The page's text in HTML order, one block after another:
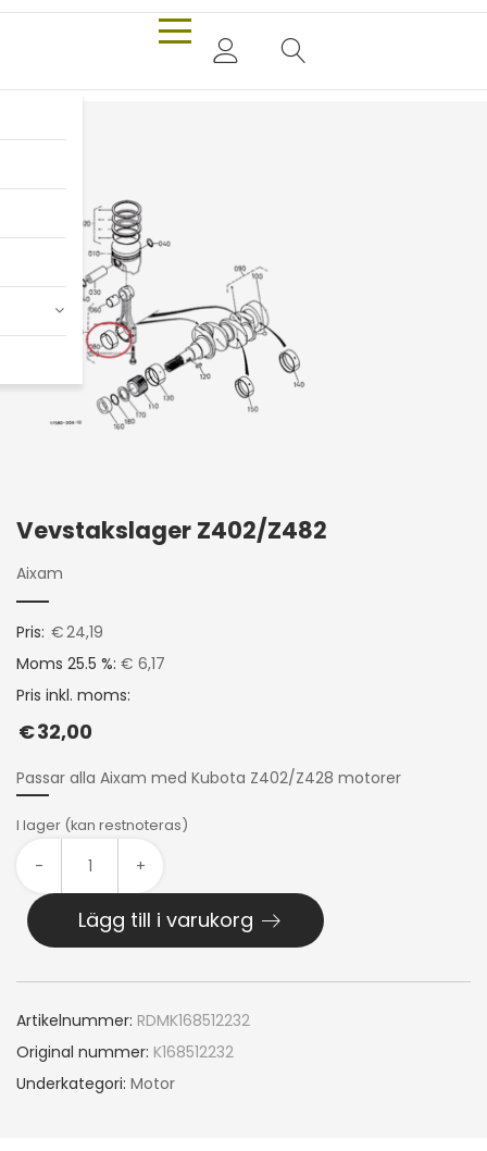
Vevstakslager Z402/Z482
Aixam
Pris: €24,19
Moms 25.5 %: € 6,17
Pris inkl. moms:
€32,00
Passar alla Aixam med Kubota Z402/Z428 motorer
I lager (kan restnoteras)
- +
Lägg till i varukorg
Artikelnummer: RDMK168512232
Original nummer: K168512232
Underkategori: Motor